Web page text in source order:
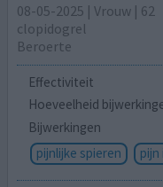
08-05-2025 | Vrouw | 62
clopidogrel
Beroerte
Effectiviteit
Hoeveelheid
Bijwerkingen
pijnlijke spieren
pijn